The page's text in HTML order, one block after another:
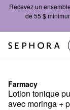
Recevez un
de 55 $
Farmacy
Lotion tonique
avec moringa +